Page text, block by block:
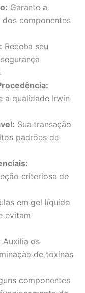
Garante a
componentes
Receba seu
a qualidade Irwin
Sua transação
padrões de
criteriosa de
em gel líquido
evitam
Auxilia os
de toxinas
componentes